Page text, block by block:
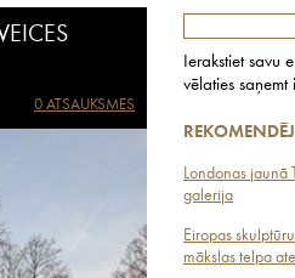
Ierakstiet savu
vēlaties saņemt
Londonas jaunā
galerija
Eiropas
mākslas telpa
0 ATSAUKSMES